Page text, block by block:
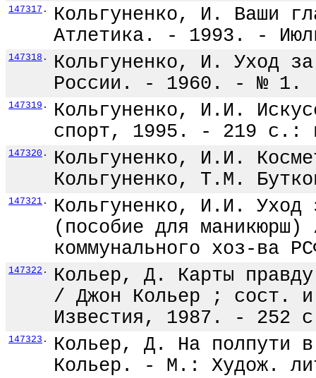
147317 .
Кольгуненко, И. Ваши
Атлетика. - 1993. -
147318 .
Кольгуненко, И. Уход
России. - 1960. - №
147319 .
Кольгуненко, И.И.
спорт, 1995. - 219 с.:
147320 .
Кольгуненко, И.И.
Кольгуненко, Т.М.
147321 .
Кольгуненко, И.И.
(пособие для
коммунального хоз-ва
147322 .
Кольер, Д. Карты
/ Джон Кольер ; сост.
Известия, 1987. - 252
147323 .
Кольер, Д. На
Кольер. - М.: Худож.